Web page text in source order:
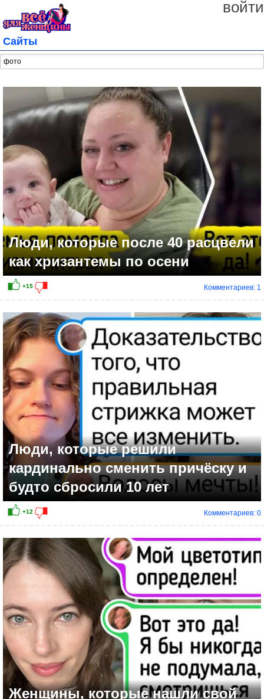
войти
Сайты
Люди, которые после 40 расцвели
как хризантемы по осени
+15
Комментариев: 1
Люди, которые решили
кардинально сменить причёску и
будто сбросили 10 лет
Комментариев: 0
Женщины, которые нашли свой